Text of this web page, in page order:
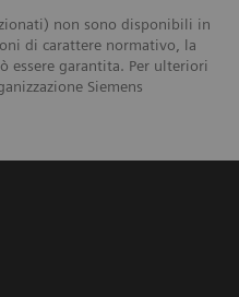
non sono disponibili in
di carattere normativo, la
garantita. Per ulteriori
Siemens